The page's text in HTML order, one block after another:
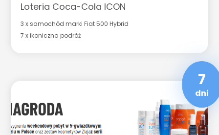
Loteria Coca-Cola ICON
3 x samochód marki Fiat 500 Hybrid
7 x ikoniczna podróż
7
dni